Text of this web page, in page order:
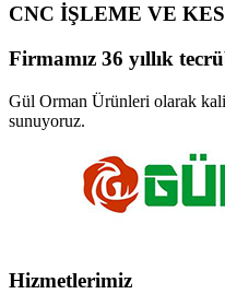
CNC İŞLEME VE
Firmamız 36 yıllık
Gül Orman Ürünleri olarak
sunuyoruz.
Hizmetlerimiz